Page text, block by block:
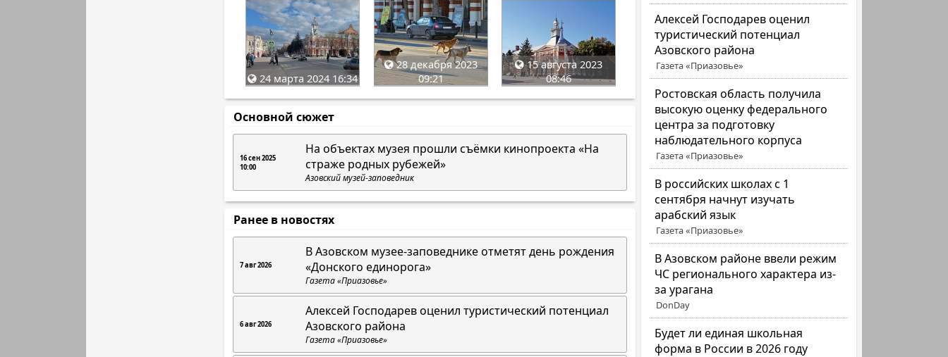
Алексей Господарев оценил
туристический потенциал
Азовского района
Газета «Приазовье»
Ростовская область получила
высокую оценку федерального
центра за подготовку
наблюдательного корпуса
Газета «Приазовье»
В российских школах с 1
сентября начнут изучать
арабский язык
Газета «Приазовье»
В Азовском районе ввели режим
ЧС регионального характера из-
за урагана
DonDay
Будет ли единая школьная
форма в России в 2026 году
24 марта 2024 16:34
28 декабря 2023
09:21
15 августа 2023
08:46
Основной сюжет
16 сен 2025
10:00
На объектах музея прошли съёмки кинопроекта «На
страже родных рубежей»
Азовский музей-заповедник
Ранее в новостях
7 авг 2026
В Азовском музее-заповеднике отметят день рождения
«Донского единорога»
Газета «Приазовье»
6 авг 2026
Алексей Господарев оценил туристический потенциал
Азовского района
Газета «Приазовье»